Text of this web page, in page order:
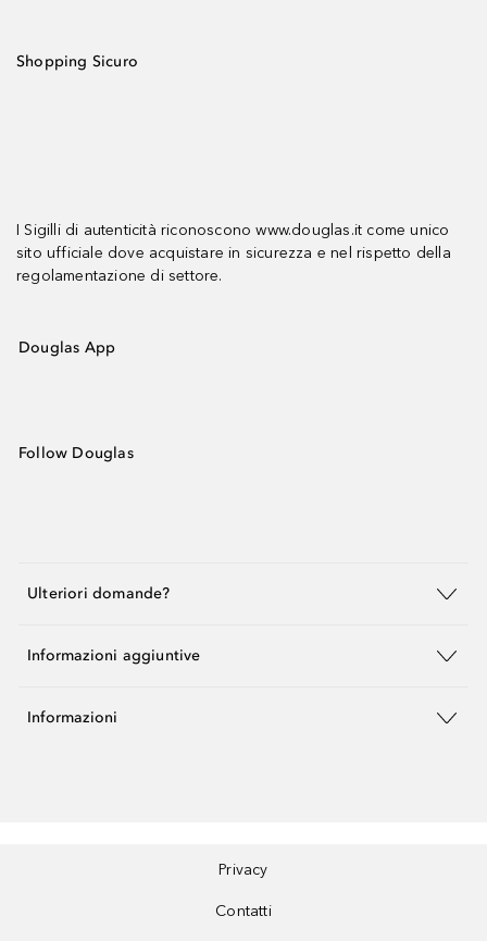
Shopping Sicuro
I Sigilli di autenticità riconoscono www.douglas.it come unico
sito ufficiale dove acquistare in sicurezza e nel rispetto della
regolamentazione di settore.
Douglas App
Follow Douglas
Ulteriori domande?
Informazioni aggiuntive
Informazioni
Privacy
Contatti